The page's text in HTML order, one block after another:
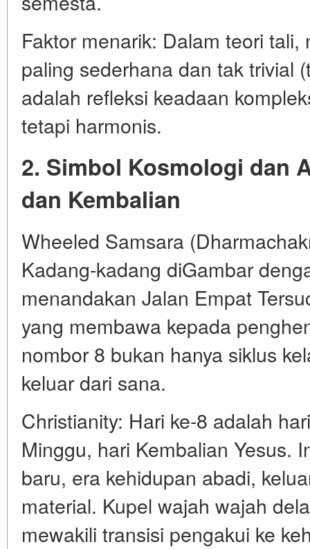
Faktor menarik: Dalam teori
paling sederhana dan tak trivial
adalah refleksi keadaan
tetapi harmonis.
2. Simbol Kosmologi dan
dan Kembalian
Wheeled Samsara
Kadang-kadang diGambar
menandakan Jalan Empat
yang membawa kepada
nombor 8 bukan hanya siklus
keluar dari sana.
Christianity: Hari ke-8 adalah
Minggu, hari Kembalian Yesus.
baru, era kehidupan abadi,
material. Kupel wajah wajah
mewakili transisi pengakui ke